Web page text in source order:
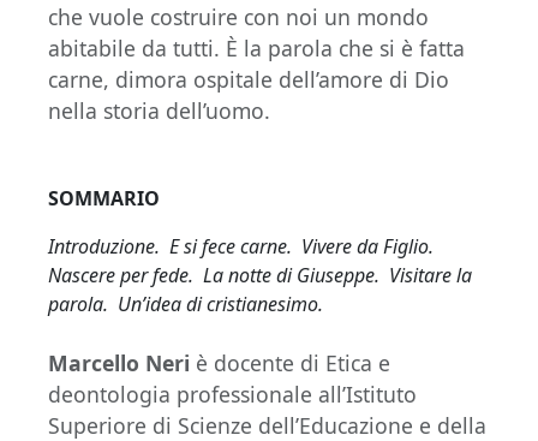
che vuole costruire con noi un mondo
abitabile da tutti. È la parola che si è fatta
carne, dimora ospitale dell’amore di Dio
nella storia dell’uomo.
SOMMARIO
Introduzione. E si fece carne. Vivere da Figlio.
Nascere per fede. La notte di Giuseppe. Visitare la
parola. Un’idea di cristianesimo.
Marcello Neri è docente di Etica e
deontologia professionale all’Istituto
Superiore di Scienze dell’Educazione e della